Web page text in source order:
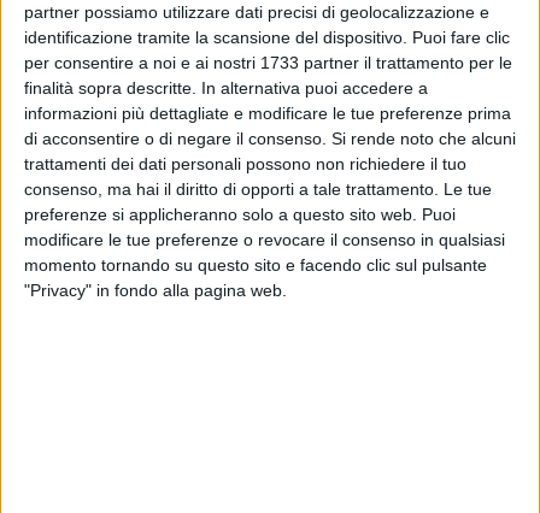
partner possiamo utilizzare dati precisi di geolocalizzazione e
identificazione tramite la scansione del dispositivo. Puoi fare clic
per consentire a noi e ai nostri 1733 partner il trattamento per le
finalità sopra descritte. In alternativa puoi accedere a
informazioni più dettagliate e modificare le tue preferenze prima
di acconsentire o di negare il consenso. Si rende noto che alcuni
trattamenti dei dati personali possono non richiedere il tuo
consenso, ma hai il diritto di opporti a tale trattamento. Le tue
preferenze si applicheranno solo a questo sito web. Puoi
modificare le tue preferenze o revocare il consenso in qualsiasi
momento tornando su questo sito e facendo clic sul pulsante
"Privacy" in fondo alla pagina web.
BARLETTA - 16 APRILE 2013
Ressa per l’esenzione ticket: intervista ad un
funzionario dell’Asl BAT
BARLETTA - 16 APRILE 2013
Passaggio a livello di Barletta, non importa che
tu sia leone o gazzella
BARLETTA - 15 APRILE 2013
Cosa resterà al minuto 40...